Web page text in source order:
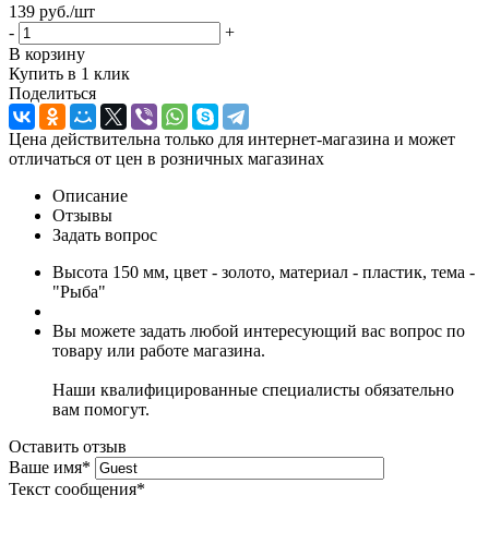
139 руб./шт
-
+
В корзину
Купить в 1 клик
Поделиться
Цена действительна только для интернет-магазина и может
отличаться от цен в розничных магазинах
Описание
Отзывы
Задать вопрос
Высота 150 мм, цвет - золото, материал - пластик, тема -
"Рыба"
Вы можете задать любой интересующий вас вопрос по
товару или работе магазина.
Наши квалифицированные специалисты обязательно
вам помогут.
Оставить отзыв
Ваше имя*
Текст сообщения*